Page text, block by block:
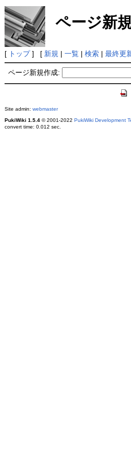
ページ新
[ トップ] [ 新規 | 一覧| 検索| 最終更
ページ新規作成:
Site admin: webmaster
PukiWiki 1.5.4© 2001-2022 PukiWiki Development
convert time: 0.012 sec.